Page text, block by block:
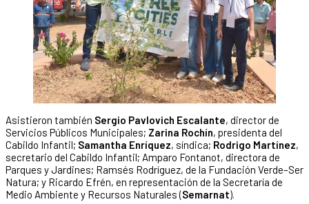
Asistieron también Sergio Pavlovich Escalante, director de
Servicios Públicos Municipales; Zarina Rochín, presidenta del
Cabildo Infantil; Samantha Enríquez, síndica; Rodrigo Martínez,
secretario del Cabildo Infantil; Amparo Fontanot, directora de
Parques y Jardines; Ramsés Rodríguez, de la Fundación Verde–Ser
Natura; y Ricardo Efrén, en representación de la Secretaría de
Medio Ambiente y Recursos Naturales (Semarnat).